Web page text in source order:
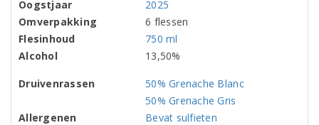
Oogstjaar
2025
Omverpakking
6 flessen
Flesinhoud
750 ml
Alcohol
13,50%
Druivenrassen
50% Grenache Blanc
50% Grenache Gris
Allergenen
Bevat sulfieten